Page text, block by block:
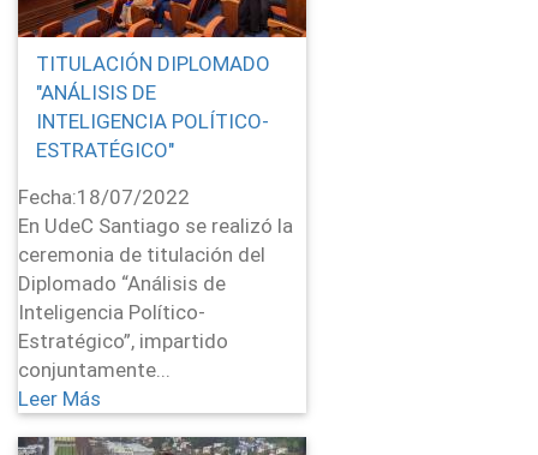
TITULACIÓN DIPLOMADO
"ANÁLISIS DE
INTELIGENCIA POLÍTICO-
ESTRATÉGICO"
Fecha:18/07/2022
En UdeC Santiago se realizó la
ceremonia de titulación del
Diplomado “Análisis de
Inteligencia Político-
Estratégico”, impartido
conjuntamente...
Leer Más